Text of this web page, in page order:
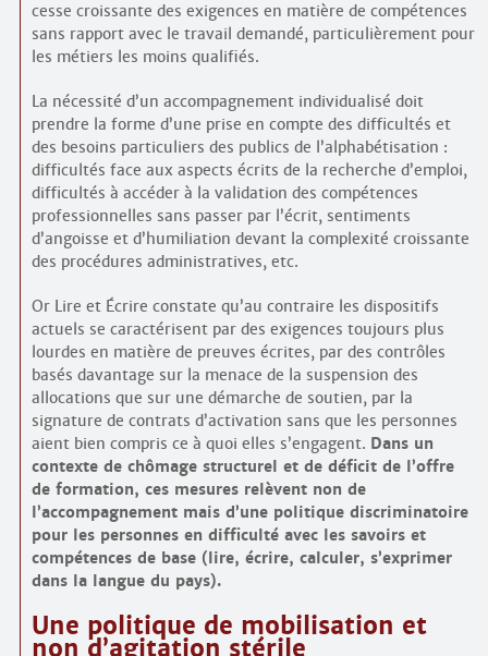
cesse croissante des exigences en matière de compétences
sans rapport avec le travail demandé, particulièrement pour
les métiers les moins qualifiés.
La nécessité d’un accompagnement individualisé doit
prendre la forme d’une prise en compte des difficultés et
des besoins particuliers des publics de l’alphabétisation :
difficultés face aux aspects écrits de la recherche d’emploi,
difficultés à accéder à la validation des compétences
professionnelles sans passer par l’écrit, sentiments
d’angoisse et d’humiliation devant la complexité croissante
des procédures administratives, etc.
Or Lire et Écrire constate qu’au contraire les dispositifs
actuels se caractérisent par des exigences toujours plus
lourdes en matière de preuves écrites, par des contrôles
basés davantage sur la menace de la suspension des
allocations que sur une démarche de soutien, par la
signature de contrats d’activation sans que les personnes
aient bien compris ce à quoi elles s’engagent. Dans un
contexte de chômage structurel et de déficit de l’offre
de formation, ces mesures relèvent non de
l’accompagnement mais d’une politique discriminatoire
pour les personnes en difficulté avec les savoirs et
compétences de base (lire, écrire, calculer, s’exprimer
dans la langue du pays).
Une politique de mobilisation et
non d’agitation stérile